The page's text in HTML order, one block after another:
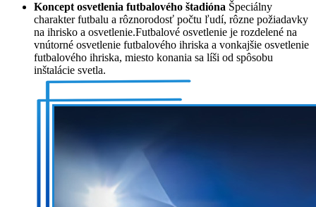
Koncept osvetlenia futbalového štadióna Špeciálny
charakter futbalu a rôznorodosť počtu ľudí, rôzne požiadavky
na ihrisko a osvetlenie.Futbalové osvetlenie je rozdelené na
vnútorné osvetlenie futbalového ihriska a vonkajšie osvetlenie
futbalového ihriska, miesto konania sa líši od spôsobu
inštalácie svetla.